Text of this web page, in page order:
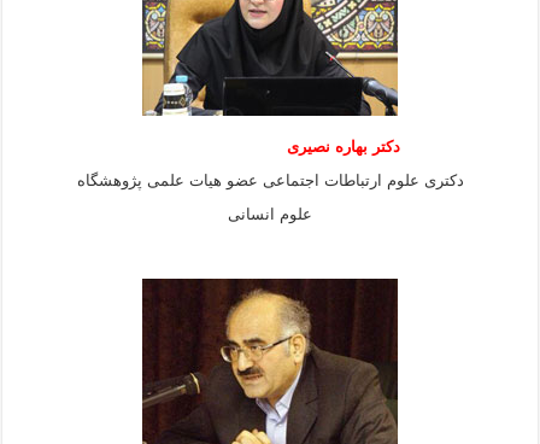
دکتر بهاره نصیری
دکتری علوم ارتباطات اجتماعی عضو هیات علمی پژوهشگاه
علوم انسانی